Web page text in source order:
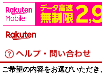
ご希望の内容をお選びいただき